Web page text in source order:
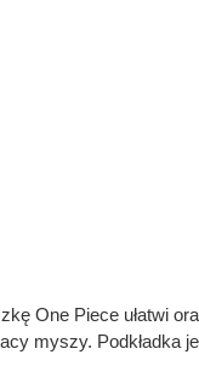
One Piece ułatwi
myszy.